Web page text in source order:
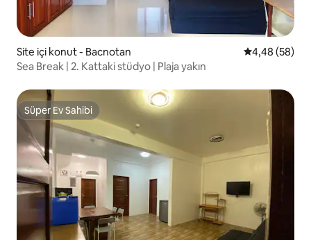
Site içi konut - Bacnotan 5 üzerinden
4,48 (58)
Sea Break | 2. Kattaki stüdyo | Plaja yakın
Süper Ev Sahibi
Süper Ev Sahibi